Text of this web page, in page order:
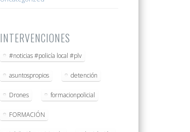
INTERVENCIONES
#noticias #policía local #plv
asuntospropios detención
Drones formacionpolicial
FORMACIÓN